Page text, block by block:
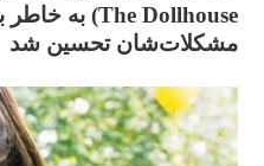
The Dollhouse) به‌ خاطر
مشکلات‌شان تحسین شد